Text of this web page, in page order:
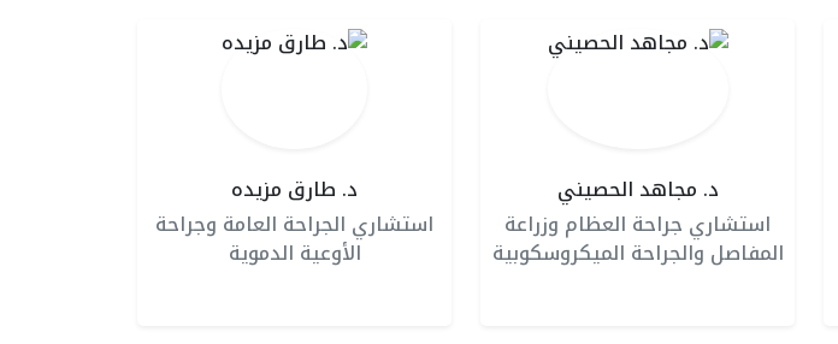
د. مجاهد الحصيني
استشاري جراحة العظام وزراعة
المفاصل والجراحة الميكروسكوبية
د. طارق مزيده
استشاري الجراحة العامة وجراحة
الأوعية الدموية